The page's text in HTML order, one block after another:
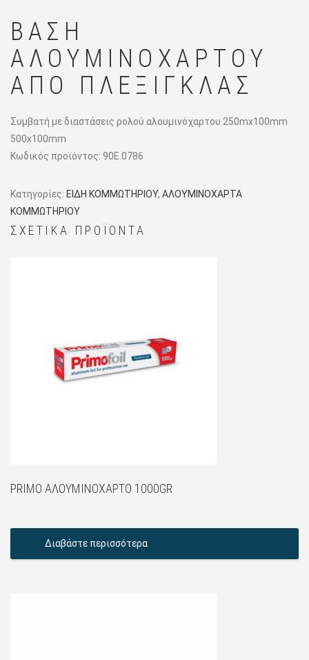
ΒΆΣΗ
ΑΛΟΥΜΙΝΟΧΆΡΤΟΥ
ΑΠΌ ΠΛΈΞΙΓΚΛΑΣ
Συμβατή με διαστάσεις ρολού αλουμινόχαρτου 250mx100mm
500x100mm
Κωδικός προϊόντος: 90Ε.0786
Κατηγορίες: ΕΙΔΗ ΚΟΜΜΩΤΗΡΙΟΥ, ΑΛΟΥΜΙΝΟΧΑΡΤΑ
ΚΟΜΜΩΤΗΡΙΟΥ
ΣΧΕΤΙΚΆ ΠΡΟΪΌΝΤΑ
PRIMO ΑΛΟΥΜΙΝΌΧΑΡΤΟ 1000GR
Διαβάστε περισσότερα